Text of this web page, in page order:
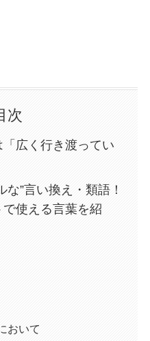
次
広く行き渡ってい
”言い換え・類語！
使える言葉を紹
おいて